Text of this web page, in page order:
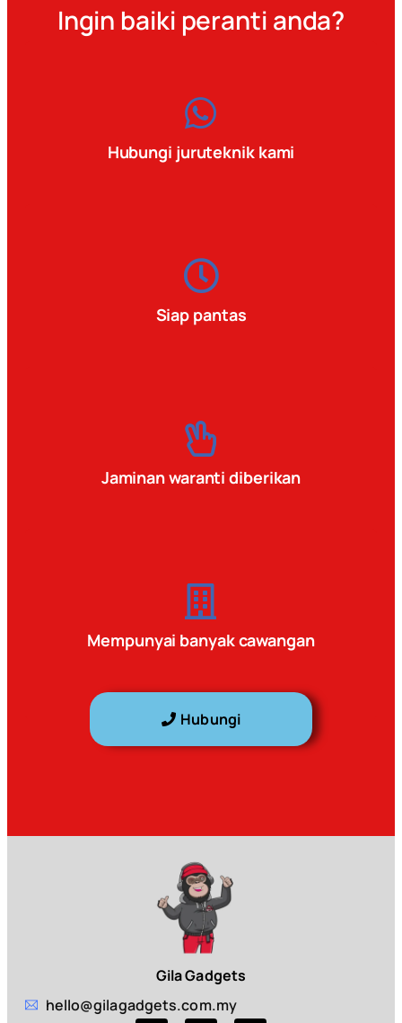
Ingin baiki peranti anda?
Hubungi juruteknik kami
Siap pantas
Jaminan waranti diberikan
Mempunyai banyak cawangan
Hubungi
Gila Gadgets
hello@gilagadgets.com.my